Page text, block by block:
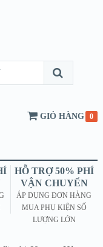
GIỎ HÀNG 0
HỖ TRỢ 50% PHÍ
VẬN CHUYỂN
ÁP DỤNG ĐƠN HÀNG
MUA PHỤ KIỆN SỐ
LƯỢNG LỚN